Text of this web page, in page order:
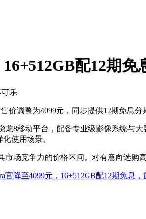
配12期
乐
价调整为4099元，同步提供12期免息
龙8移动平台，配备专业级影像系统与
使用场景。
场竞争力的价格区间。对有意向选购
官降至4099元，16+512GB配12期免息